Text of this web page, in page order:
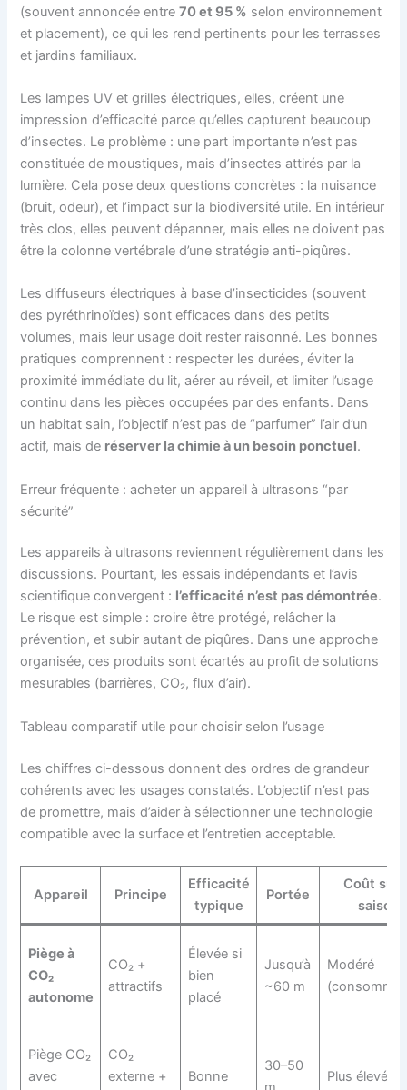
(souvent annoncée entre70 et 95 % selon environnement
et placement), ce qui les rend pertinents pour les terrasses
et jardins familiaux.
Les lampes UV et grilles électriques, elles, créent une
impression d’efficacité parce qu’elles capturent beaucoup
d’insectes. Le problème : une part importante n’est pas
constituée de moustiques, mais d’insectes attirés par la
lumière. Cela pose deux questions concrètes : la nuisance
(bruit, odeur), et l’impact sur la biodiversité utile. En intérieur
très clos, elles peuvent dépanner, mais elles ne doivent pas
être la colonne vertébrale d’une stratégie anti-piqûres.
Les diffuseurs électriques à base d’insecticides (souvent
des pyréthrinoïdes) sont efficaces dans des petits
volumes, mais leur usage doit rester raisonné. Les bonnes
pratiques comprennent : respecter les durées, éviter la
proximité immédiate du lit, aérer au réveil, et limiter l’usage
continu dans les pièces occupées par des enfants. Dans
un habitat sain, l’objectif n’est pas de “parfumer” l’air d’un
actif, mais de réserver la chimie à un besoin ponctuel.
Erreur fréquente : acheter un appareil à ultrasons “par
sécurité”
Les appareils à ultrasons reviennent régulièrement dans les
discussions. Pourtant, les essais indépendants et l’avis
scientifique convergent : l’efficacité n’est pas démontrée.
Le risque est simple : croire être protégé, relâcher la
prévention, et subir autant de piqûres. Dans une approche
organisée, ces produits sont écartés au profit de solutions
mesurables (barrières, CO₂, flux d’air).
Tableau comparatif utile pour choisir selon l’usage
Les chiffres ci-dessous donnent des ordres de grandeur
cohérents avec les usages constatés. L’objectif n’est pas
de promettre, mais d’aider à sélectionner une technologie
compatible avec la surface et l’entretien acceptable.
Appareil Principe
Efficacité
typique
Portée
Coût sur
saison
Piège à
CO₂
autonome
CO₂ +
attractifs
Élevée si
bien
placé
Jusqu’à
~60 m
Modéré
Piège CO₂
avec
CO₂
externe +
Bonne
30–50
Plus élevé